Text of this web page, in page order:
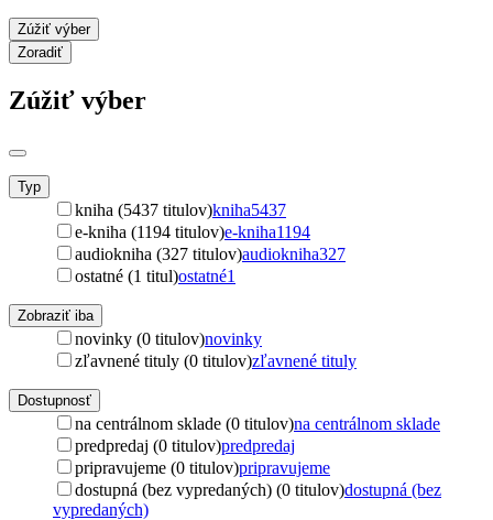
Zúžiť výber
Zoradiť
Zúžiť výber
Typ
kniha (5437 titulov)kniha5437
e-kniha (1194 titulov)e-kniha1194
audiokniha (327 titulov)audiokniha327
ostatné (1 titul)ostatné1
Zobraziť iba
novinky (0 titulov)novinky
zľavnené tituly (0 titulov)zľavnené tituly
Dostupnosť
na centrálnom sklade (0 titulov)na centrálnom sklade
predpredaj (0 titulov)predpredaj
pripravujeme (0 titulov)pripravujeme
dostupná (bez vypredaných) (0 titulov)dostupná (bez
vypredaných)